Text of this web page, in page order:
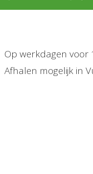
Op werkdagen voor
Afhalen mogelijk in